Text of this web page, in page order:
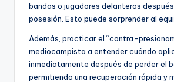
bandas o jugadores delanteros
posesión. Esto puede sorprender al
Además, practicar el “contra-
mediocampista a entender cuándo
inmediatamente después de perder el
permitiendo una recuperación rápida y